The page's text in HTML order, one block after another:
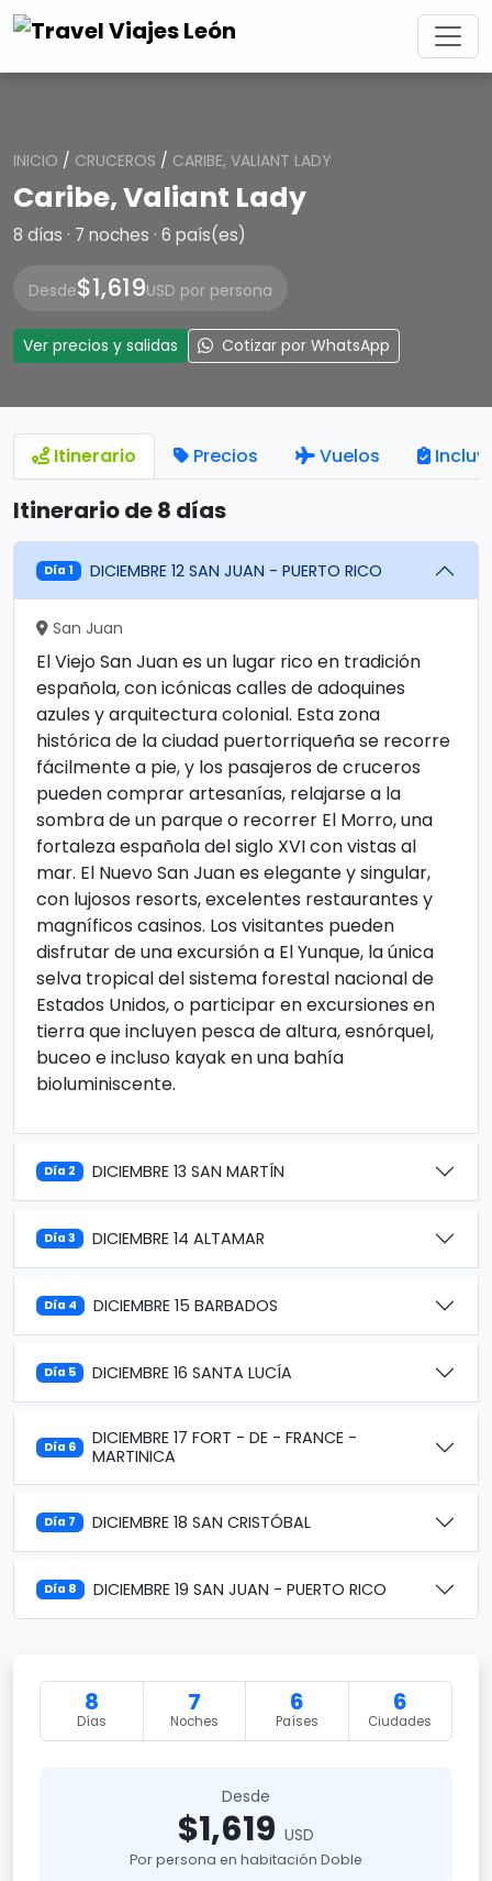
INICIO / CRUCEROS / CARIBE, VALIANT LADY
Caribe, Valiant Lady
8 días · 7 noches · 6 país(es)
Desde$1,619USD por persona
Ver precios y salidas Cotizar por WhatsApp
Itinerario Precios Vuelos
Itinerario de 8 días
Día 1 DICIEMBRE 12 SAN JUAN - PUERTO RICO
San Juan
El Viejo San Juan es un lugar rico en tradición
española, con icónicas calles de adoquines
azules y arquitectura colonial. Esta zona
histórica de la ciudad puertorriqueña se recorre
fácilmente a pie, y los pasajeros de cruceros
pueden comprar artesanías, relajarse a la
sombra de un parque o recorrer El Morro, una
fortaleza española del siglo XVI con vistas al
mar. El Nuevo San Juan es elegante y singular,
con lujosos resorts, excelentes restaurantes y
magníficos casinos. Los visitantes pueden
disfrutar de una excursión a El Yunque, la única
selva tropical del sistema forestal nacional de
Estados Unidos, o participar en excursiones en
tierra que incluyen pesca de altura, esnórquel,
buceo e incluso kayak en una bahía
bioluminiscente.
Día 2 DICIEMBRE 13 SAN MARTÍN
Día 3 DICIEMBRE 14 ALTAMAR
Día 4 DICIEMBRE 15 BARBADOS
Día 5 DICIEMBRE 16 SANTA LUCÍA
Día 6
DICIEMBRE 17 FORT - DE - FRANCE -
MARTINICA
Día 7 DICIEMBRE 18 SAN CRISTÓBAL
Día 8 DICIEMBRE 19 SAN JUAN - PUERTO RICO
8
Días
7
Noches
6
Países
6
Ciudades
Desde
$1,619 USD
Por persona en habitación Doble